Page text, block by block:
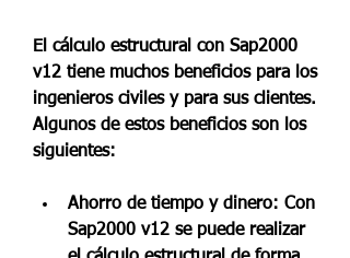
El cálculo estructural con Sap2000
v12 tiene muchos beneficios para los
ingenieros civiles y para sus clientes.
Algunos de estos beneficios son los
siguientes:
Ahorro de tiempo y dinero: Con
Sap2000 v12 se puede realizar